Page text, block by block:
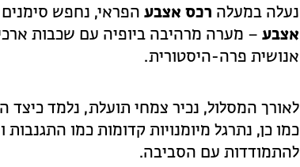
נעלה במעלה רכס אצבע הפראי, נחפש סימנים
אצבע – מערה מרהיבה ביופיה עם שכבות
אנושית פרה-היסטורית.
לאורך המסלול, נכיר צמחי תועלת, נלמד
כמו כן, נתרגל מיומנויות קדומות כמו
להתמודדות עם הסביבה.